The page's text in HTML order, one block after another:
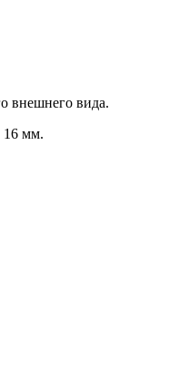
внешнего вида.
16 мм.